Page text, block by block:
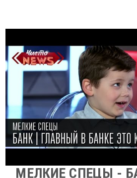
МЕЛКИЕ СПЕЦЫ -